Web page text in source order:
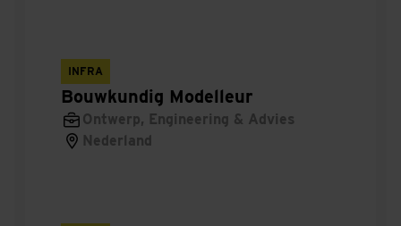
Uitvoerder Waalkwartier
Uitvoerder asfalt
Bouwkundig Modelleur
Ontwerp, Engineering & Advies
Nederland
INFRA